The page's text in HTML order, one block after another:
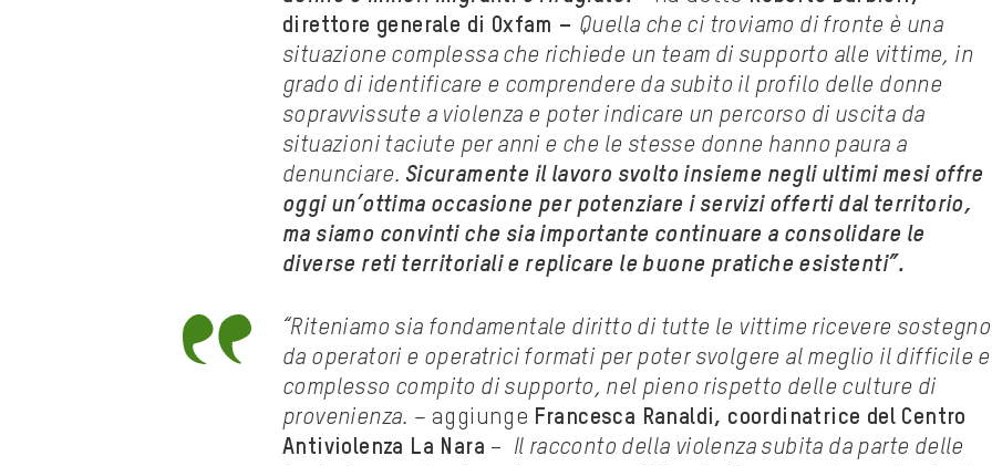
direttore generale di Oxfam – Quella che ci troviamo di fronte è una
situazione complessa che richiede un team di supporto alle vittime, in
grado di identificare e comprendere da subito il profilo delle donne
sopravvissute a violenza e poter indicare un percorso di uscita da
situazioni taciute per anni e che le stesse donne hanno paura a
denunciare. Sicuramente il lavoro svolto insieme negli ultimi mesi offre
oggi un’ottima occasione per potenziare i servizi offerti dal territorio,
ma siamo convinti che sia importante continuare a consolidare le
diverse reti territoriali e replicare le buone pratiche esistenti”.
“Riteniamo sia fondamentale diritto di tutte le vittime ricevere sostegno
da operatori e operatrici formati per poter svolgere al meglio il difficile e
complesso compito di supporto, nel pieno rispetto delle culture di
provenienza. – aggiunge Francesca Ranaldi, coordinatrice del Centro
Antiviolenza La Nara –
Il racconto della violenza subita da parte delle